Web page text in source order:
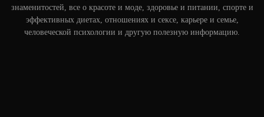
знаменитостей, все о красоте и моде, здоровье и питании, спорте и
эффективных диетах, отношениях и сексе, карьере и семье,
человеческой психологии и другую полезную информацию.